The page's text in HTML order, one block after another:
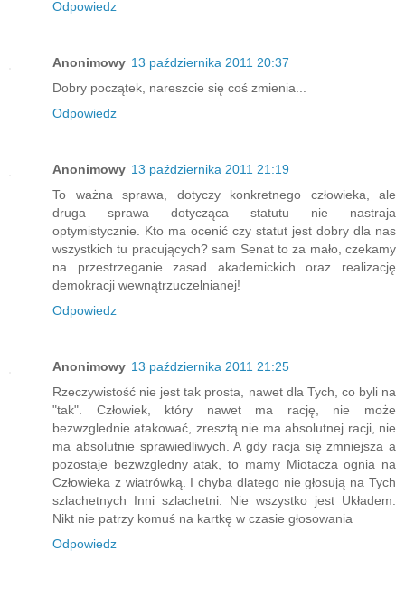
Odpowiedz
Anonimowy 13 października 2011 20:37
Dobry początek, nareszcie się coś zmienia...
Odpowiedz
Anonimowy 13 października 2011 21:19
To ważna sprawa, dotyczy konkretnego człowieka, ale
druga sprawa dotycząca statutu nie nastraja
optymistycznie. Kto ma ocenić czy statut jest dobry dla nas
wszystkich tu pracujących? sam Senat to za mało, czekamy
na przestrzeganie zasad akademickich oraz realizację
demokracji wewnątrzuczelnianej!
Odpowiedz
Anonimowy 13 października 2011 21:25
Rzeczywistość nie jest tak prosta, nawet dla Tych, co byli na
"tak". Człowiek, który nawet ma rację, nie może
bezwzglednie atakować, zresztą nie ma absolutnej racji, nie
ma absolutnie sprawiedliwych. A gdy racja się zmniejsza a
pozostaje bezwzgledny atak, to mamy Miotacza ognia na
Człowieka z wiatrówką. I chyba dlatego nie głosują na Tych
szlachetnych Inni szlachetni. Nie wszystko jest Układem.
Nikt nie patrzy komuś na kartkę w czasie głosowania
Odpowiedz